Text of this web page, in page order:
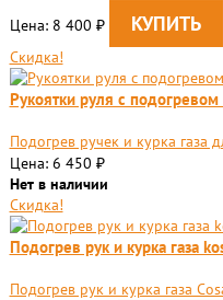
Цена: 8 400 ₽
Скидка!
Рукоятки руля с
Подогрев ручек и курка газа
Цена: 6 450 ₽
Нет в наличии
Скидка!
Подогрев рук и курка газа
Подогрев рук и курка газа